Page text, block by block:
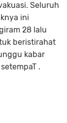
Seluruh
ini
28 lalu
beristirahat
kabar
.